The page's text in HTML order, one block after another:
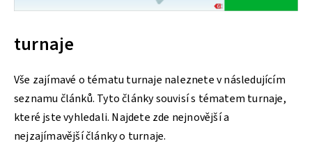
turnaje
Vše zajímavé o tématu turnaje naleznete v následujícím
seznamu článků. Tyto články souvisí s tématem turnaje,
které jste vyhledali. Najdete zde nejnovější a
nejzajímavější články o turnaje.